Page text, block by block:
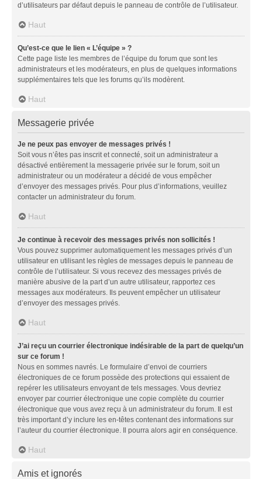
d’utilisateurs par défaut depuis le panneau de contrôle de l’utilisateur.
Haut
Qu’est-ce que le lien « L’équipe » ?
Cette page liste les membres de l’équipe du forum que sont les
administrateurs et les modérateurs, en plus de quelques informations
supplémentaires tels que les forums qu’ils modèrent.
Haut
Messagerie privée
Je ne peux pas envoyer de messages privés !
Soit vous n’êtes pas inscrit et connecté, soit un administrateur a
désactivé entièrement la messagerie privée sur le forum, soit un
administrateur ou un modérateur a décidé de vous empêcher
d’envoyer des messages privés. Pour plus d’informations, veuillez
contacter un administrateur du forum.
Haut
Je continue à recevoir des messages privés non sollicités !
Vous pouvez supprimer automatiquement les messages privés d’un
utilisateur en utilisant les règles de messages depuis le panneau de
contrôle de l’utilisateur. Si vous recevez des messages privés de
manière abusive de la part d’un autre utilisateur, rapportez ces
messages aux modérateurs. Ils peuvent empêcher un utilisateur
d’envoyer des messages privés.
Haut
J’ai reçu un courrier électronique indésirable de la part de quelqu’un
sur ce forum !
Nous en sommes navrés. Le formulaire d’envoi de courriers
électroniques de ce forum possède des protections qui essaient de
repérer les utilisateurs envoyant de tels messages. Vous devriez
envoyer par courrier électronique une copie complète du courrier
électronique que vous avez reçu à un administrateur du forum. Il est
très important d’y inclure les en-têtes contenant des informations sur
l’auteur du courrier électronique. Il pourra alors agir en conséquence.
Haut
Amis et ignorés